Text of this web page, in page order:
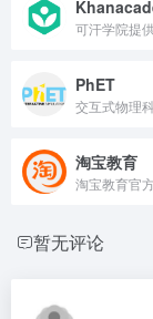
PhET
淘宝教育
暂无评论